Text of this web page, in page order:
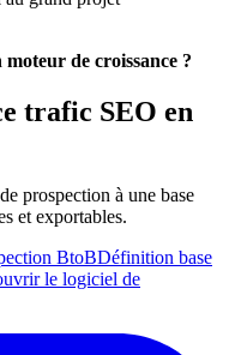
de croissance ?
trafic SEO en
prospection à une base
et exportables.
BtoBDéfinition base
le logiciel de